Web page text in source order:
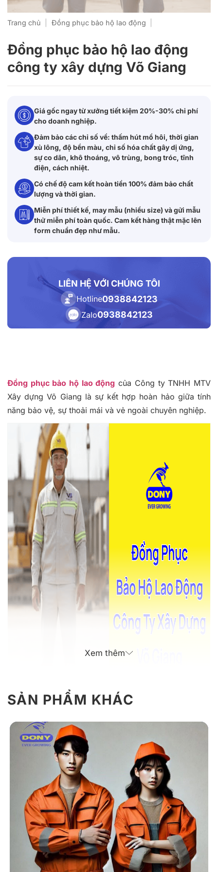
Trang chủ Đồng phục bảo hộ lao động
Đồng phục bảo hộ lao động
công ty xây dựng Võ Giang
Giá gốc ngay từ xưởng tiết kiệm 20%-30% chi phí
cho doanh nghiệp.
Đảm bảo các chỉ số về: thấm hút mồ hôi, thời gian
xù lông, độ bền màu, chỉ số hóa chất gây dị ứng,
sự co dãn, khô thoáng, vô trùng, bong tróc, tĩnh
điện, cách nhiệt.
Có chế độ cam kết hoàn tiền 100% đảm bảo chất
lượng và thời gian.
Miễn phí thiết kế, may mẫu (nhiều size) và gửi mẫu
thử miễn phí toàn quốc. Cam kết hàng thật mặc lên
form chuẩn đẹp như mẫu.
LIÊN HỆ VỚI CHÚNG TÔI
Hotline0938842123
Zalo0938842123
Đồng phục bảo hộ lao động của Công ty TNHH MTV
Xây dựng Võ Giang là sự kết hợp hoàn hảo giữa tính
năng bảo vệ, sự thoải mái và vẻ ngoài chuyên nghiệp.
Giới Thiệu Về Đồng Phục Bảo Hộ Lao
Động Công Ty Xây Dựng Võ Giang
Với thiết kế tinh gọn, sử dụng chất liệu cao cấp và màu
sắc nhã nhặn, mẫu đồng phục này không chỉ đảm bảo
an toàn tối đa cho người lao động tại công trường mà
còn thể hiện tinh thần kỷ luật và thương hiệu vững
mạnh của doanh nghiệp.
1. Chất liệu
Mẫu đồng phục sử dụng chất liệu vải kaki cao cấp,
được lựa chọn kỹ lưỡng để đáp ứng tiêu chuẩn bền bỉ
Xem thêm
SẢN PHẨM KHÁC